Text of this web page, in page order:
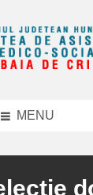
MENU